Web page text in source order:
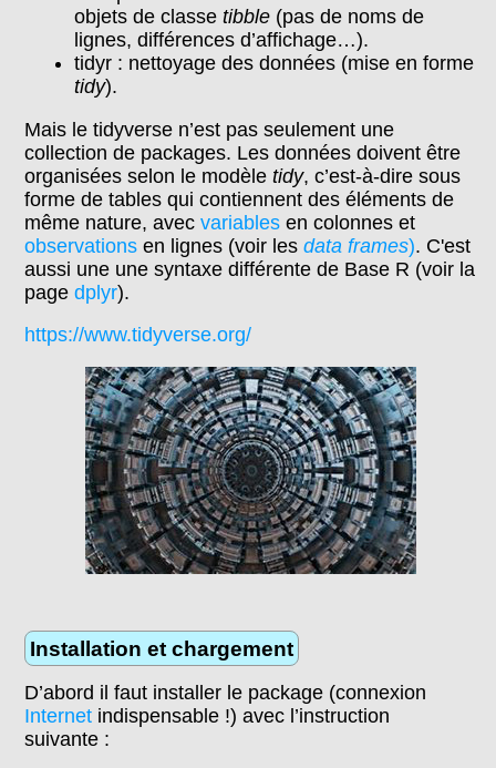
objets de classe tibble(pas de noms de
lignes, différences d’affichage…).
tidyr : nettoyage des données (mise en forme
tidy).
Mais le tidyverse n’est pas seulement une
collection de packages. Les données doivent être
organisées selon le modèletidy, c’est-à-dire sous
forme de tables qui contiennent des éléments de
même nature, avecvariables en colonnes et
observations en lignes (voir lesdata frames). C'est
aussi une une syntaxe différente de Base R (voir la
pagedplyr).
https://www.tidyverse.org/
Installation et chargement
D’abord il faut installer le package (connexion
Internet indispensable !) avec l’instruction
suivante :